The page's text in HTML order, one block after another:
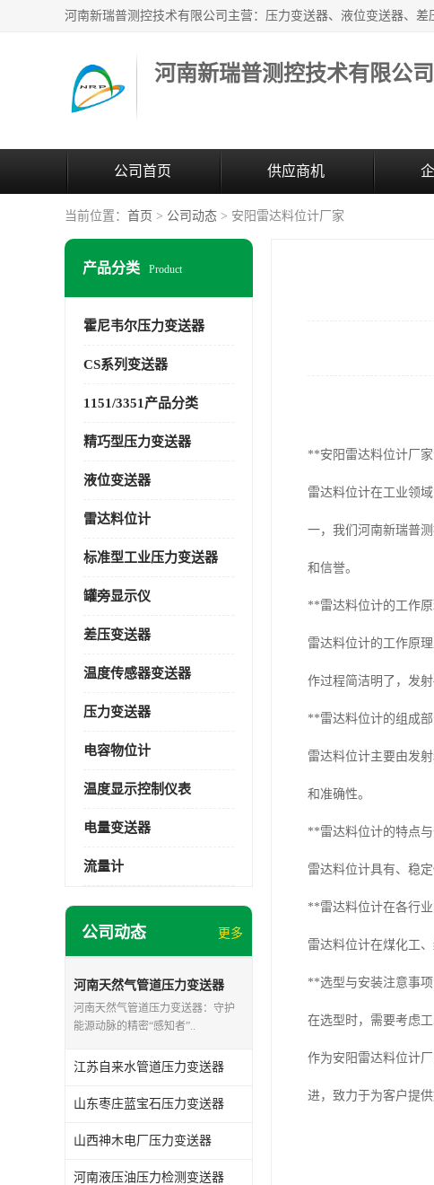
河南新瑞普测控技术有限公司
公司首页 供应商机
当前位置： 首页 > 公司动态 > 安阳雷达料位计厂家
产品分类 Product
霍尼韦尔压力变送器
CS系列变送器
1151/3351产品分类
精巧型压力变送器
液位变送器
雷达料位计
标准型工业压力变送器
罐旁显示仪
差压变送器
温度传感器变送器
压力变送器
电容物位计
温度显示控制仪表
电量变送器
流量计
公司动态 更多
河南天然气管道压力变送器
河南天然气管道压力变送器：守护
能源动脉的精密“感知者”..
江苏自来水管道压力变送器
山东枣庄蓝宝石压力变送器
山西神木电厂压力变送器
河南液压油压力检测变送器
**安阳雷达料位计厂
雷达料位计在工业领
一，我们河南新瑞普
和信誉。
**雷达料位计的工作
雷达料位计的工作原
作过程简洁明了，发
**雷达料位计的组成
雷达料位计主要由发
和准确性。
**雷达料位计的特点
雷达料位计具有、稳
**雷达料位计在各行
雷达料位计在煤化工
**选型与安装注意事
在选型时，需要考虑
作为安阳雷达料位计
进，致力于为客户提